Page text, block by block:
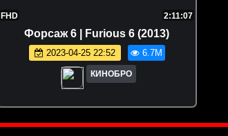
FHD 2:11:07
Форсаж 6 | Furious 6 (2013)
2023-04-25 22:52 6.7M
КИНОБРО